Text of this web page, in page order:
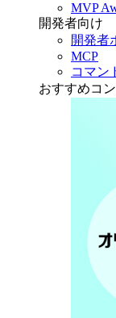
MVP
開発者向け
開発者
MCP
コマン
おすすめコ